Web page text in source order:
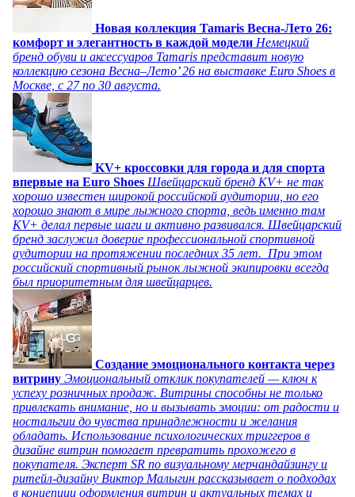
Новая коллекция Tamaris Весна-Лето 26:
комфорт и элегантность в каждой модели Немецкий
бренд обуви и аксессуаров Tamaris представит новую
коллекцию сезона Весна–Лето’ 26 на выставке Euro Shoes в
Москве, с 27 по 30 августа.
KV+ кроссовки для города и для спорта
впервые на Euro Shoes Швейцарский бренд KV+ не так
хорошо известен широкой российской аудитории, но его
хорошо знают в мире лыжного спорта, ведь именно там
KV+ делал первые шаги и активно развивался. Швейцарский
бренд заслужил доверие профессиональной спортивной
аудитории на протяжении последних 35 лет. При этом
российский спортивный рынок лыжной экипировки всегда
был приоритетным для швейцарцев.
Создание эмоционального контакта через
витрину Эмоциональный отклик покупателей — ключ к
успеху розничных продаж. Витрины способны не только
привлекать внимание, но и вызывать эмоции: от радости и
ностальгии до чувства принадлежности и желания
обладать. Использование психологических триггеров в
дизайне витрин помогает превратить прохожего в
покупателя. Эксперт SR по визуальному мерчандайзингу и
ритейл-дизайну Виктор Малыгин рассказывает о подходах
в концепции оформления витрин и актуальных темах и